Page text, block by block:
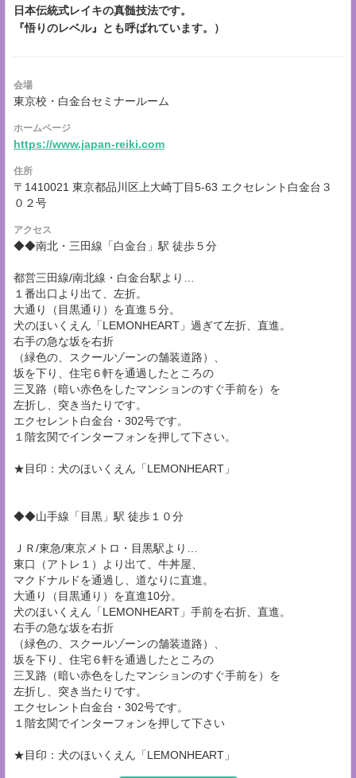
日本伝統式レイキの真髄技法です。
『悟りのレベル』とも呼ばれています。）
会場
東京校・白金台セミナールーム
ホームページ
https://www.japan-reiki.com
住所
〒1410021 東京都品川区上大崎丁目5-63 エクセレント白金台３
０２号
アクセス
◆◆南北・三田線「白金台」駅 徒歩５分
都営三田線/南北線・白金台駅より…
１番出口より出て、左折。
大通り（目黒通り）を直進５分。
犬のほいくえん「LEMONHEART」過ぎて左折、直進。
右手の急な坂を右折
（緑色の、スクールゾーンの舗装道路）、
坂を下り、住宅６軒を通過したところの
三叉路（暗い赤色をしたマンションのすぐ手前を）を
左折し、突き当たりです。
エクセレント白金台・302号です。
１階玄関でインターフォンを押して下さい。
★目印：犬のほいくえん「LEMONHEART」
◆◆山手線「目黒」駅 徒歩１０分
ＪＲ/東急/東京メトロ・目黒駅より…
東口（アトレ１）より出て、牛丼屋、
マクドナルドを通過し、道なりに直進。
大通り（目黒通り）を直進10分。
犬のほいくえん「LEMONHEART」手前を右折、直進。
右手の急な坂を右折
（緑色の、スクールゾーンの舗装道路）、
坂を下り、住宅６軒を通過したところの
三叉路（暗い赤色をしたマンションのすぐ手前を）を
左折し、突き当たりです。
エクセレント白金台・302号です。
１階玄関でインターフォンを押して下さい
★目印：犬のほいくえん「LEMONHEART」